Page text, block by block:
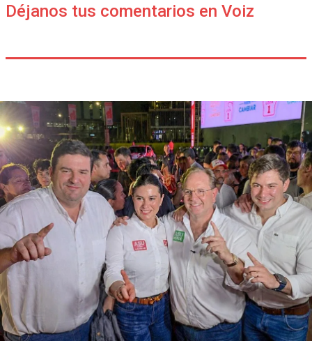
Déjanos tus comentarios en Voiz